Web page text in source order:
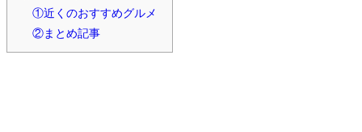
①近くのおすすめグルメ
②まとめ記事